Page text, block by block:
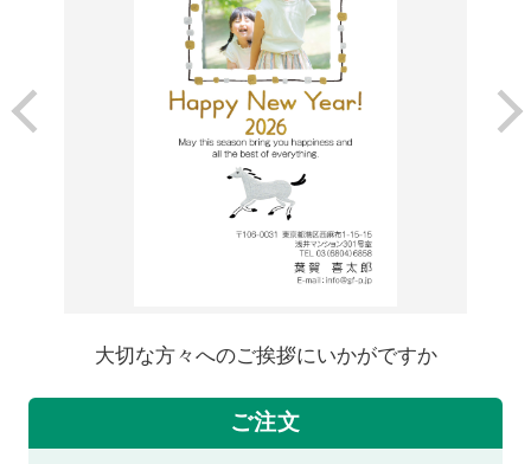
大切な方々へのご挨拶にいかがですか
ご注文